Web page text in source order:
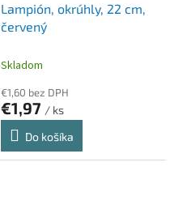
Lampión, okrúhly, 22 cm,
červený
Skladom
€1,60 bez DPH
€1,97 / ks
Do košíka